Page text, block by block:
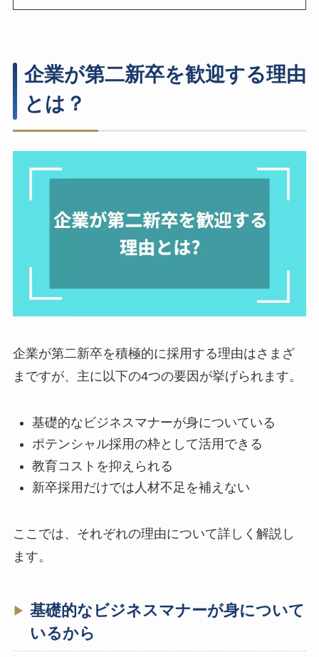
企業が第二新卒を歓迎する理由
とは？
企業が第二新卒を積極的に採用する理由はさまざ
まですが、主に以下の4つの要因が挙げられます。
基礎的なビジネスマナーが身についている
ポテンシャル採用の枠として活用できる
教育コストを抑えられる
新卒採用だけでは人材不足を補えない
ここでは、それぞれの理由について詳しく解説し
ます。
基礎的なビジネスマナーが身について
いるから